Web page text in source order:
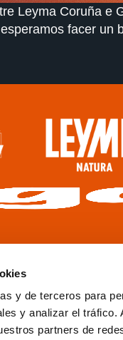
y de terceros para
y analizar el
partners de
Leyma Coruña e
facer un